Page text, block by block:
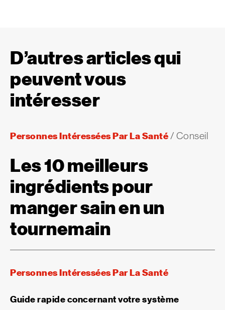
D’autres articles qui
peuvent vous
intéresser
Personnes Intéressées Par La Santé / Conseil
Les 10 meilleurs
ingrédients pour
manger sain en un
tournemain
Personnes Intéressées Par La Santé
Guide rapide concernant votre système